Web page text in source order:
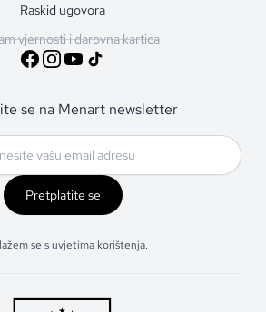
Raskid ugovora
vjernosti i darovna kartica
se na Menart newsletter
Pretplatite se
se s uvjetima korištenja.